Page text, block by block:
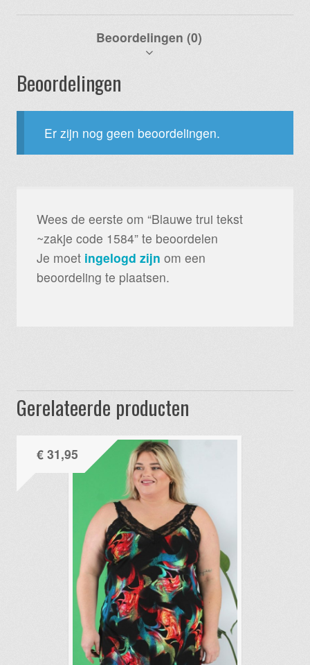
Beoordelingen (0)
Beoordelingen
Er zijn nog geen beoordelingen.
Wees de eerste om “Blauwe trui tekst
~zakje code 1584” te beoordelen
Je moet ingelogd zijn om een
beoordeling te plaatsen.
Gerelateerde producten
€31,95